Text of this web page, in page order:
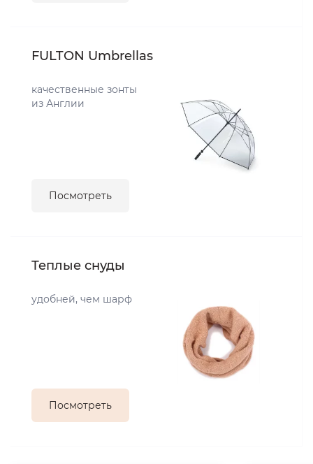
FULTON Umbrellas
качественные зонты
из Англии
Посмотреть
Теплые снуды
удобней, чем шарф
Посмотреть